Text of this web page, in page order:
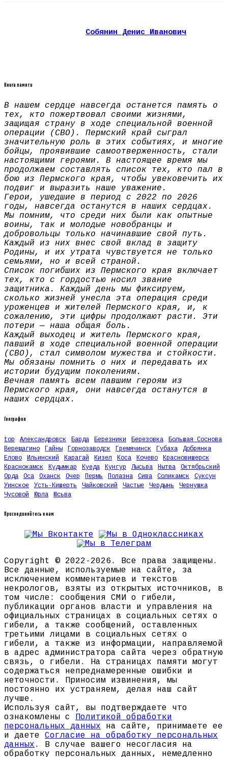
Собянин Денис Иванович
Книга памяти
В нашем сердце навсегда останется память о
тех, кто пожертвовал своими жизнями,
защищая страну в ходе специальной военной
операции (СВО). Пермский край сыграл
значительную роль в этих событиях, и многие
бойцы, проявившие самоотверженность, стали
настоящими героями. В настоящее время мы
продолжаем составлять список тех, кто пал в
бою из Пермского края, чтобы увековечить их
подвиг и выразить наше уважение.
Герои, ушедшие в период с 2022 по 2026
годы, навсегда останутся в наших сердцах.
Мы помним, что среди них были как опытные
воины, так и молодые новобранцы и
добровольцы только начинавшие свой путь.
Каждый из них внес свой вклад в защиту
Родины, и их утрата чувствуется не только
семьями, но и всей страной.
Список погибших из Пермского края включает
тех, кто с гордостью носил звание
защитника. Каждый день мы фиксируем,
сколько жизней унесла эта операция среди
уроженцев и жителей Пермского края, и, к
сожалению, эти цифры продолжают расти. Эти
потери — наша общая боль.
Каждый выходец и житель Пермского края,
павший в ходе специальной военной операции
(СВО), стал символом мужества и стойкости.
Мы обязаны помнить о них и передавать их
истории будущим поколениям.
Вечная память всем павшим героям из
Пермского края, они навсегда останутся в
наших сердцах.
География
top Александровск Барда Березники Березовка
Большая Соснова
Верещагино
Гайны Горнозаводск Гремячинск Губаха
Добрянка
Елово
Ильинский Карагай Кизел Коса Кочево
Красновишерск
Краснокамск
Кудымкар Куеда Кунгур Лысьва Нытва
Октябрьский
Орда
Оса Оханск Очер Пермь Полазна Сива Соликамск
Суксун
Уинское
Усть-Кишерть Чайковский Частые Чердынь
Чернушка
Чусовой
Юрла Юсьва
Присоединяйтесь к нам
Copyright © 2022-2026. Все права защищены.
Все данные, используемые на сайте, за
исключением комментариев и текстов
некрологов, взяты из открытых источников, в
том числе: сообщения СМИ о гибели,
публикации органов власти и управления на
официальных страницах в социальных сетях о
гибели, а также сообщений, оставленных
третьими лицами в социальных сетях о
гибели, а также из информации, направляемой
в адрес администратора сайта через обратную
связь, о гибели. На страницах памяти могут
содержаться непреднамеренные ошибки и
неточности. Приносим извинения, мы
постоянно их устраняем, делая наш сайт
лучше.
Используя сайт, вы подтверждаете что
ознакомлены с Политикой обработки
персональных данных на сайте, принимаете ее
и даете Согласие на обработку персональных
данных . В случае вашего несогласия на
обработку персональных данных, немедленно